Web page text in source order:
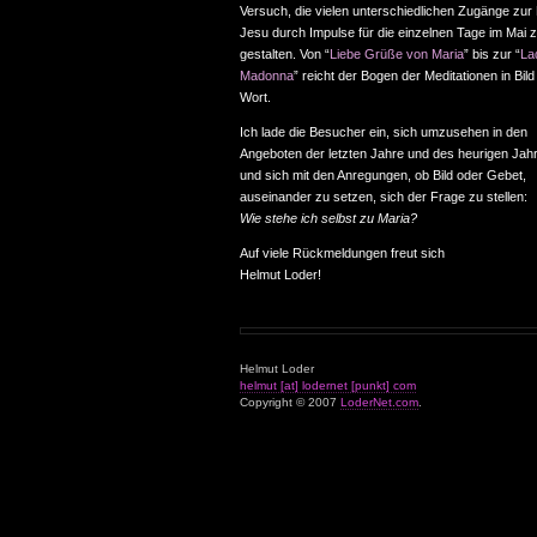
Versuch, die vielen unterschiedlichen Zugänge zur
Jesu durch Impulse für die einzelnen Tage im Mai
gestalten. Von “Liebe Grüße von Maria” bis zur “
Madonna” reicht der Bogen der Meditationen in
Wort.
Ich lade die Besucher ein, sich umzusehen in den
Angeboten der letzten Jahre und des heurigen
und sich mit den Anregungen, ob Bild oder Gebet,
auseinander zu setzen, sich der Frage zu stellen:
Wie stehe ich selbst zu Maria?
Auf viele Rückmeldungen freut sich
Helmut Loder!
Helmut Loder
helmut [at] lodernet [punkt] com
Copyright © 2007 LoderNet.com